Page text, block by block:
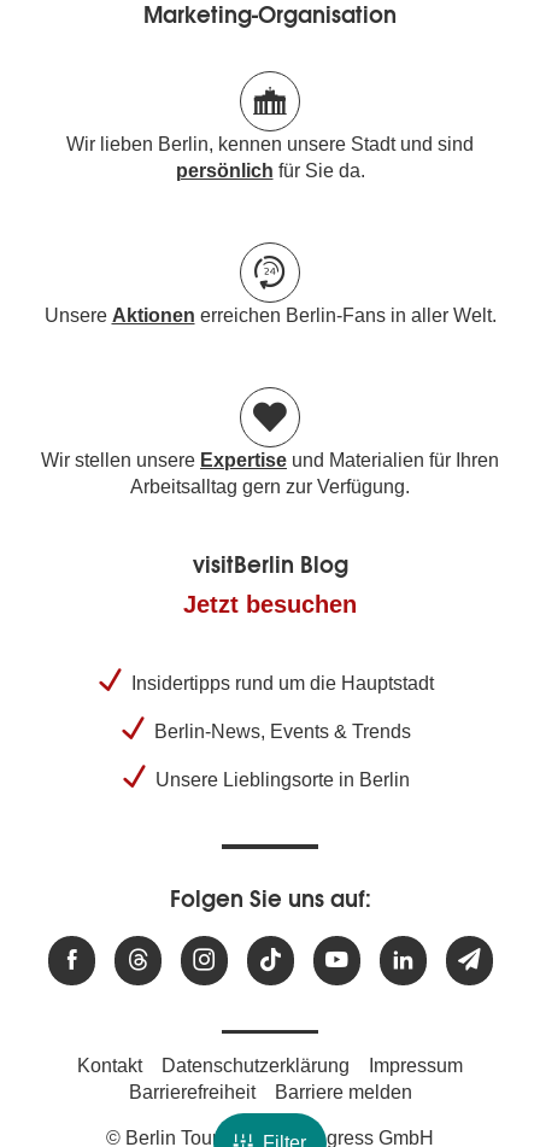
Filter
Marketing-Organisation
Wir lieben Berlin, kennen unsere Stadt und sind
persönlich für Sie da.
Unsere Aktionen erreichen Berlin-Fans in aller Welt.
Wir stellen unsere Expertise und Materialien für Ihren
Arbeitsalltag gern zur Verfügung.
visitBerlin Blog
Jetzt besuchen
Insidertipps rund um die Hauptstadt
Berlin-News, Events & Trends
Unsere Lieblingsorte in Berlin
Folgen Sie uns auf:
Kontakt Datenschutzerklärung
Impressum
Barrierefreiheit
Barriere melden
© Berlin Tourismus & Kongress GmbH